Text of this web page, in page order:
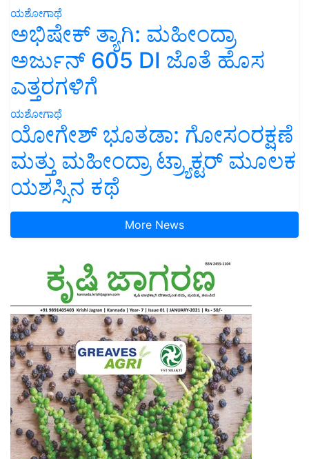
ಯಶೋಗಾಥೆ
ಅಭಿಷೇಕ್ ತ್ಯಾಗಿ: ಮಹೀಂದ್ರಾ
ಅರ್ಜುನ್ 605 DI ಜೊತೆ ಹೊಸ
ಎತ್ತರಗಳಿಗೆ
ಯಶೋಗಾಥೆ
ಯೋಗೇಶ್ ಭೂತಡಾ: ಗೋಸಂರಕ್ಷಣೆ
ಮತ್ತು ಮಹೀಂದ್ರಾ ಟ್ರ್ಯಾಕ್ಟರ್ ಮೂಲಕ
ಯಶಸ್ಸಿನ ಕಥೆ
More News